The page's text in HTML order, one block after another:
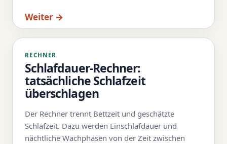
Weiter →
RECHNER
Schlafdauer-Rechner:
tatsächliche Schlafzeit
überschlagen
Der Rechner trennt Bettzeit und geschätzte
Schlafzeit. Dazu werden Einschlafdauer und
nächtliche Wachphasen von der Zeit zwischen